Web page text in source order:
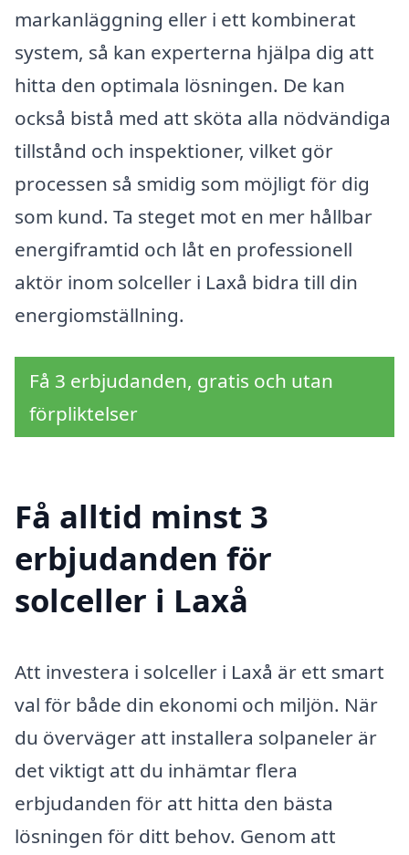
markanläggning eller i ett kombinerat
system, så kan experterna hjälpa dig att
hitta den optimala lösningen. De kan
också bistå med att sköta alla nödvändiga
tillstånd och inspektioner, vilket gör
processen så smidig som möjligt för dig
som kund. Ta steget mot en mer hållbar
energiframtid och låt en professionell
aktör inom solceller i Laxå bidra till din
energiomställning.
Få 3 erbjudanden, gratis och utan
förpliktelser
Få alltid minst 3
erbjudanden för
solceller i Laxå
Att investera i solceller i Laxå är ett smart
val för både din ekonomi och miljön. När
du överväger att installera solpaneler är
det viktigt att du inhämtar flera
erbjudanden för att hitta den bästa
lösningen för ditt behov. Genom att